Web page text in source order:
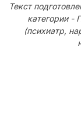
Текст
категории -
(психиатр,